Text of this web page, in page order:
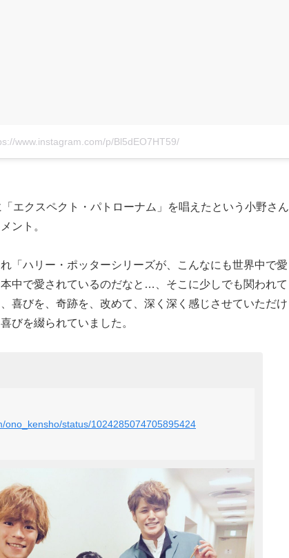
www.instagram.com/p/Bl5dEO7HT59/
エクスペクト・パトローナム」を唱えたという小野さん
ント。
「ハリー・ポッターシリーズが、こんなにも世界中で愛
中で愛されているのだなと…、そこに少しでも関われて
喜びを、奇跡を、改めて、深く深く感じさせていただけ
を綴られていました。
ono_kensho/status/1024285074705895424